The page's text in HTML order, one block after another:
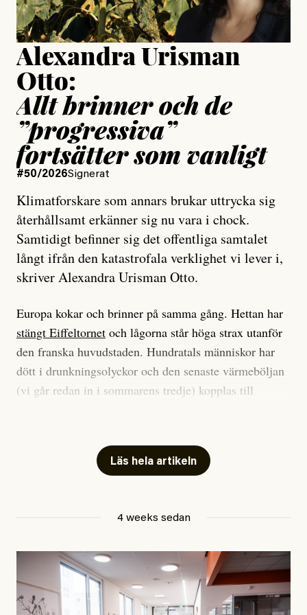
Uppdaterad15 July, 2026
Alexandra Urisman
Otto:
Allt brinner och de
”progressiva”
fortsätter som vanligt
#50/2026Signerat
Klimatforskare som annars brukar uttrycka sig
återhållsamt erkänner sig nu vara i chock.
Samtidigt befinner sig det offentliga samtalet
långt ifrån den katastrofala verklighet vi lever i,
skriver Alexandra Urisman Otto.
Europa kokar och brinner på samma gång. Hettan har
stängt Eiffeltornet och lågorna står höga strax utanför
den franska huvudstaden. Hundratals människor har
dött i drunkningsolyckor och den senaste värmeböljan
(vi går redan in i sommarens tredje) kopplas till
Har du också panik i hettan? Känns det som en
mardröm? Bra, allt annat vore fullständigt orimligt.
att han brukar vara ganska återhållsam när han
september 2023, när de globala temperaturerna för
månaden visade sig vara hela 0,5 °C varmare än någon
tidigare septembermånad – har han blivit chockad.
Läs hela artikeln
4 weeks sedan